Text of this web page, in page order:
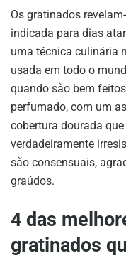
Os gratinados
indicada para dias
uma técnica culinária
usada em todo o
quando são bem
perfumado, com um
cobertura dourada
verdadeiramente
são consensuais,
graúdos.
4 das
gratinados